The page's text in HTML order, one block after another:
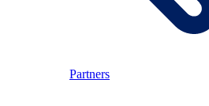
Partners